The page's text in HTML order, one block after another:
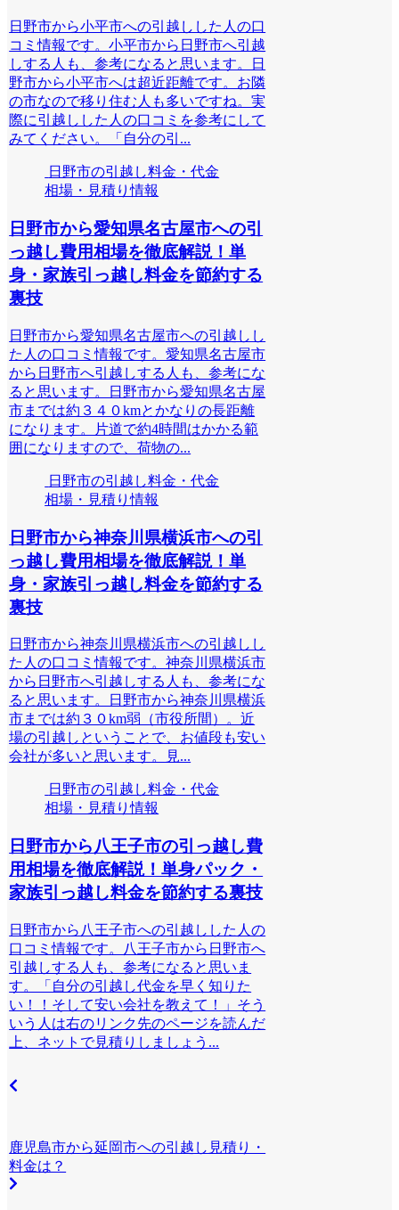
日野市から小平市への引越しした人の口
コミ情報です。小平市から日野市へ引越
しする人も、参考になると思います。日
野市から小平市へは超近距離です。お隣
の市なので移り住む人も多いですね。実
際に引越しした人の口コミを参考にして
みてください。「自分の引...
日野市の引越し料金・代金
相場・見積り情報
日野市から愛知県名古屋市への引
っ越し費用相場を徹底解説！単
身・家族引っ越し料金を節約する
裏技
日野市から愛知県名古屋市への引越しし
た人の口コミ情報です。愛知県名古屋市
から日野市へ引越しする人も、参考にな
ると思います。日野市から愛知県名古屋
市までは約３４０kmとかなりの長距離
になります。片道で約4時間はかかる範
囲になりますので、荷物の...
日野市の引越し料金・代金
相場・見積り情報
日野市から神奈川県横浜市への引
っ越し費用相場を徹底解説！単
身・家族引っ越し料金を節約する
裏技
日野市から神奈川県横浜市への引越しし
た人の口コミ情報です。神奈川県横浜市
から日野市へ引越しする人も、参考にな
ると思います。日野市から神奈川県横浜
市までは約３０km弱（市役所間）。近
場の引越しということで、お値段も安い
会社が多いと思います。見...
日野市の引越し料金・代金
相場・見積り情報
日野市から八王子市の引っ越し費
用相場を徹底解説！単身パック・
家族引っ越し料金を節約する裏技
日野市から八王子市への引越しした人の
口コミ情報です。八王子市から日野市へ
引越しする人も、参考になると思いま
す。「自分の引越し代金を早く知りた
い！！そして安い会社を教えて！」そう
いう人は右のリンク先のページを読んだ
上、ネットで見積りしましょう...
鹿児島市から延岡市への引越し見積り・
料金は？